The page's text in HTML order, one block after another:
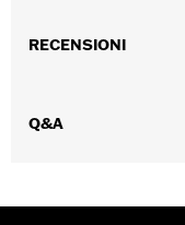
Dimension Description:
RECENSIONI
Q&A